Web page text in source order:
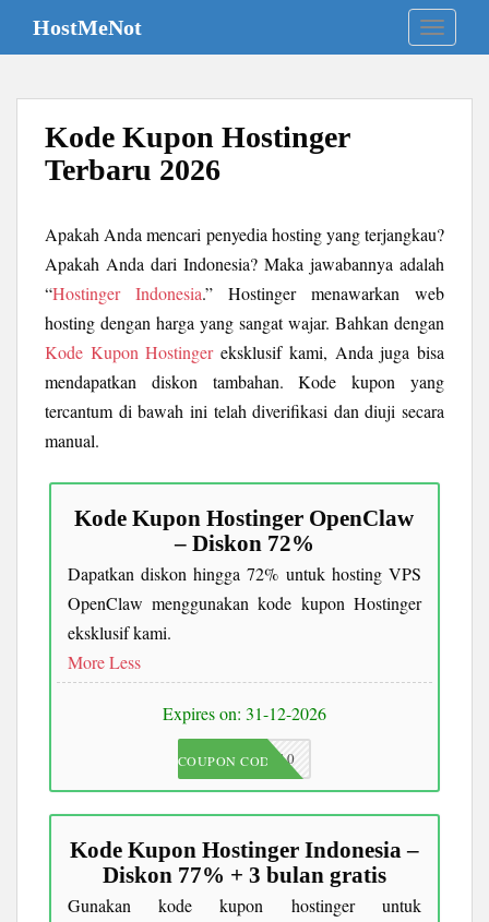
i
HostMeNot
Kode Kupon Hostinger
Terbaru 2026
Apakah Anda mencari penyedia hosting yang terjangkau?
Apakah Anda dari Indonesia? Maka jawabannya adalah
“Hostinger Indonesia.” Hostinger menawarkan web
hosting dengan harga yang sangat wajar. Bahkan dengan
Kode Kupon Hostingereksklusif kami, Anda juga bisa
mendapatkan diskon tambahan. Kode kupon yang
tercantum di bawah ini telah diverifikasi dan diuji secara
manual.
Kode Kupon Hostinger OpenClaw
– Diskon 72%
Dapatkan diskon hingga 72% untuk hosting VPS
OpenClaw menggunakan kode kupon Hostinger
eksklusif kami.
More Less
Expires on: 31-12-2026
JKC10
COUPON CODE
Kode Kupon Hostinger Indonesia –
Diskon 77% + 3 bulan gratis
Gunakan kode kupon hostinger untuk